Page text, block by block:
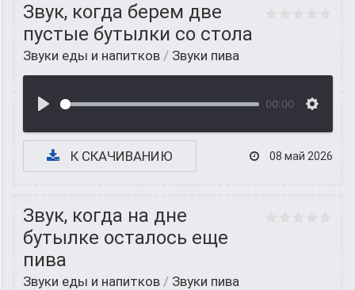
Звук, когда берем две
пустые бутылки со стола
Звуки еды и напитков / Звуки пива
00:00
К СКАЧИВАНИЮ 08 май 2026
Звук, когда на дне
бутылке осталось еще
пива
Звуки еды и напитков / Звуки пива